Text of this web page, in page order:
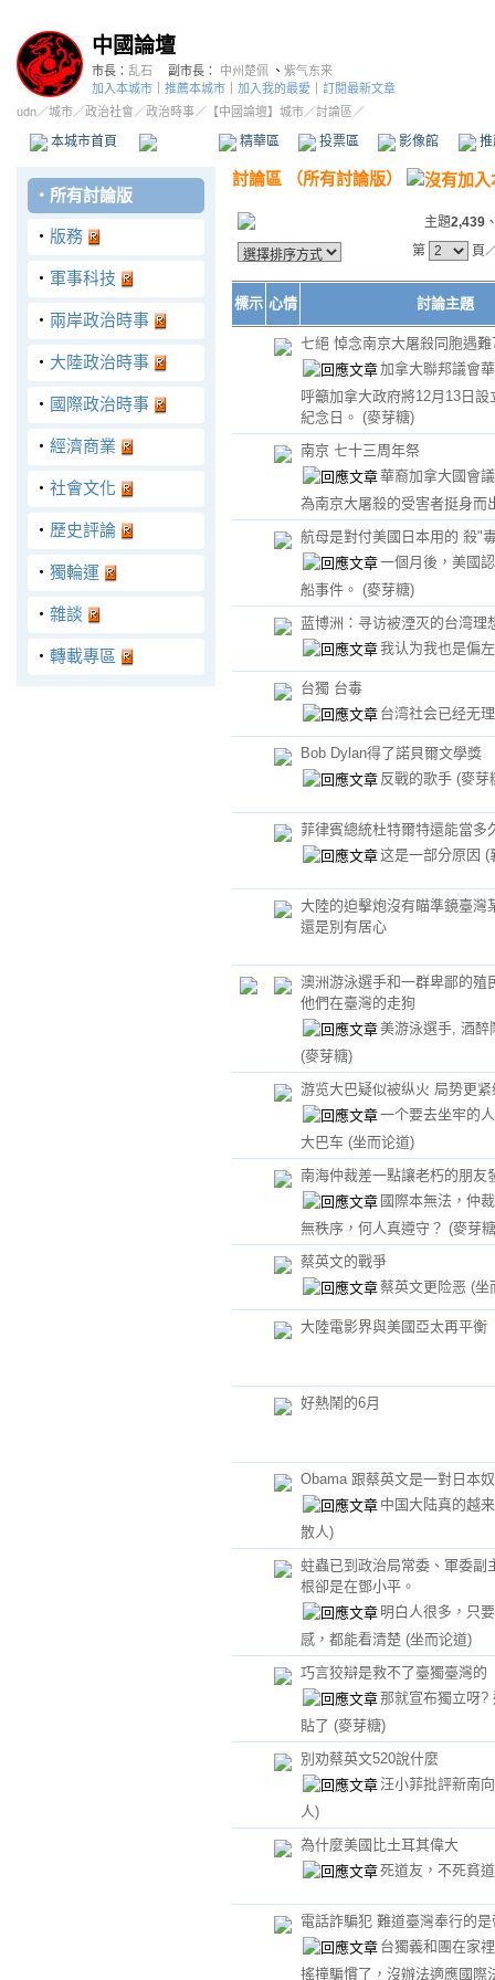
中國論壇
市長： 乱石 副市長： 中州楚佩 、 紫气东来
加入本城市
推薦本城市 加入我的最愛
訂閱最新文章
udn／城市／政治社會 ／政治時事／ 【中國論壇】城市／討論區／
本城市首頁 精華區 投票區 影像館
‧ 所有討論版
‧ 版務
‧ 軍事科技
‧ 兩岸政治時事
‧ 大陸政治時事
‧ 國際政治時事
‧ 經濟商業
‧ 社會文化
‧ 歷史評論
‧ 獨輪運
‧ 雜談
‧ 轉載專區
討論區 （所有討論版）
主題2,439
第
頁
標示 心情 討論主題
七絕 悼念南京大屠殺同胞遇難
加拿大聯邦議會
呼籲加拿大政府將12月13日設
紀念日。 (麥芽糖)
南京 七十三周年祭
華裔加拿大國會
為南京大屠殺的受害者挺身而
航母是對付美國日本用的 殺"
一個月後，美國
船事件。 (麥芽糖)
蓝博洲：寻访被湮灭的台湾理
我认为我也是偏
台獨 台毒
台湾社会已经无
Bob Dylan得了諾貝爾文學獎
反戰的歌手 (麥芽
菲律賓總統杜特爾特還能當多
这是一部分原因 (
大陸的迫擊炮沒有瞄準鏡臺灣
還是別有居心
澳洲游泳選手和一群卑鄙的殖
他們在臺灣的走狗
美游泳選手, 酒醉
(麥芽糖)
游览大巴疑似被纵火 局势更紧
一个要去坐牢的
大巴车 (坐而论道)
南海仲裁差一點讓老朽的朋友
國際本無法，仲
無秩序，何人真遵守？ (麥芽
蔡英文的戰爭
蔡英文更险恶 (坐
大陸電影界與美國亞太再平衡
好熱鬧的6月
Obama 跟蔡英文是一對日本
中国大陆真的越
散人)
蛀蟲已到政治局常委、軍委副
根卻是在鄧小平。
明白人很多，只
感，都能看清楚 (坐而论道)
巧言狡辯是救不了臺獨臺灣的
那就宣布獨立呀?
貼了 (麥芽糖)
別劝蔡英文520說什麼
汪小菲批評新南
人)
為什麼美國比土耳其偉大
死道友，不死貧
電話詐騙犯 難道臺灣奉行的
台獨義和團在家
搖撞騙慣了，沒辦法適應國際